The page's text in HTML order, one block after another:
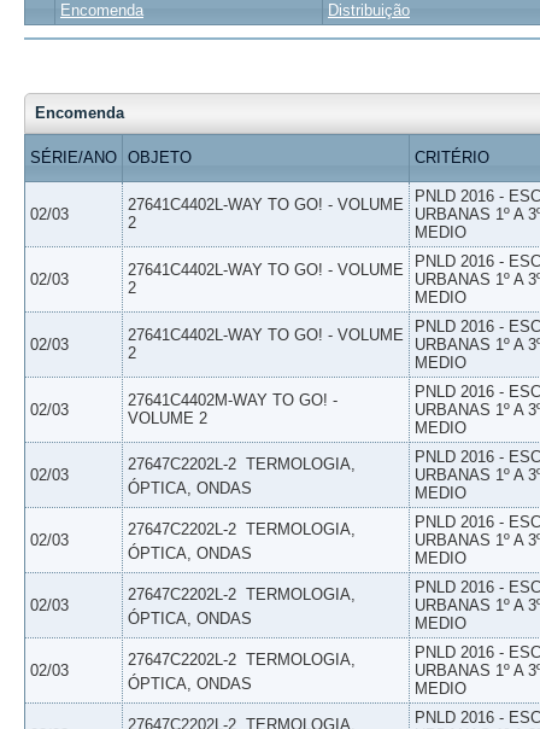
Encomenda Distribuição
Encomenda
SÉRIE/ANO OBJETO CRITÉRIO
02/03
27641C4402L-WAY TO GO! - VOLUME
2
PNLD 2016 -
URBANAS 1º A
MEDIO
02/03
27641C4402L-WAY TO GO! - VOLUME
2
PNLD 2016 -
URBANAS 1º A
MEDIO
02/03
27641C4402L-WAY TO GO! - VOLUME
2
PNLD 2016 -
URBANAS 1º A
MEDIO
02/03
27641C4402M-WAY TO GO! -
VOLUME 2
PNLD 2016 -
URBANAS 1º A
MEDIO
02/03
27647C2202L-2  TERMOLOGIA,
ÓPTICA, ONDAS
PNLD 2016 -
URBANAS 1º A
MEDIO
02/03
27647C2202L-2  TERMOLOGIA,
ÓPTICA, ONDAS
PNLD 2016 -
URBANAS 1º A
MEDIO
02/03
27647C2202L-2  TERMOLOGIA,
ÓPTICA, ONDAS
PNLD 2016 -
URBANAS 1º A
MEDIO
02/03
27647C2202L-2  TERMOLOGIA,
ÓPTICA, ONDAS
PNLD 2016 -
URBANAS 1º A
MEDIO
27647C2202L-2  TERMOLOGIA,
PNLD 2016 -